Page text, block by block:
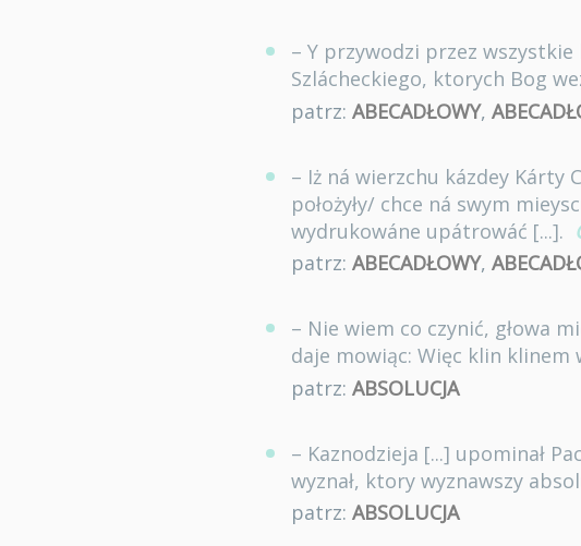
– Y przywodzi przez
Szlácheckiego, ktorych Bog
patrz: ABECADŁOWY,
– Iż ná wierzchu kázdey
położyły/ chce ná swym
wydrukowáne upátrowáć [...].
patrz: ABECADŁOWY,
– Nie wiem co czynić, głowa
daje mowiąc: Więc klin klinem
patrz: ABSOLUCJA
– Kaznodzieja [...] upominał
wyznał, ktory wyznawszy
patrz: ABSOLUCJA